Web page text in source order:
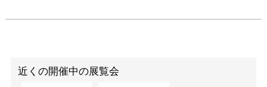
近くの開催中の展覧会